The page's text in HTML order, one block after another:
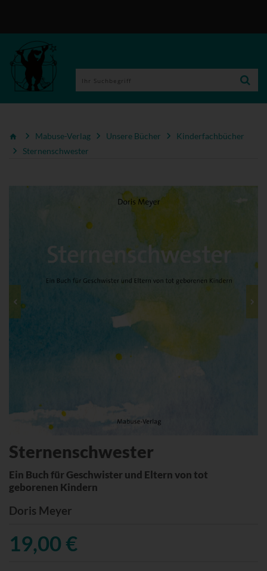
Mabuse-Verlag Unsere Bücher
Kinderfachbücher
Sternenschwester
Sternenschwester
Ein Buch für Geschwister und Eltern von tot
geborenen Kindern
Doris Meyer
19,00 €